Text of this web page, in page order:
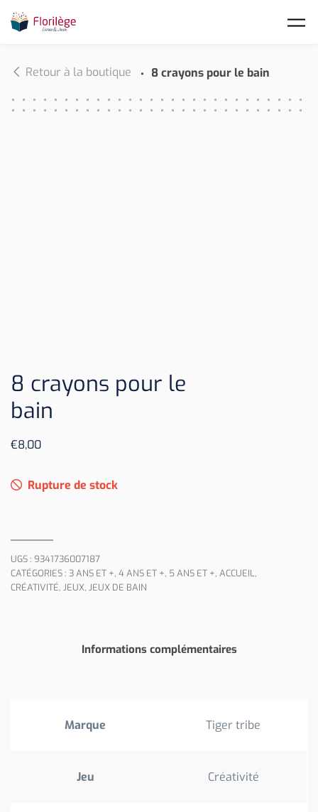
Retour à la boutique 8 crayons pour le bain
8 crayons pour le
bain
€8,00
Rupture de stock
UGS : 9341736007187
CATÉGORIES : 3 ANS ET +, 4 ANS ET +, 5 ANS ET +, ACCUEIL,
CRÉATIVITÉ, JEUX, JEUX DE BAIN
Informations complémentaires
Marque Tiger tribe
Jeu Créativité